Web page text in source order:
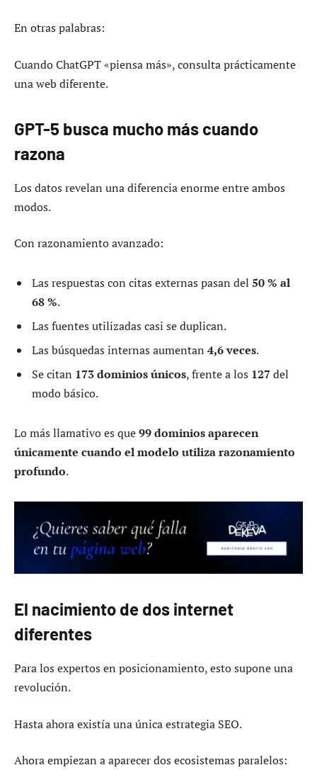
En otras palabras:
Cuando ChatGPT «piensa más», consulta prácticamente
una web diferente.
GPT-5 busca mucho más cuando
razona
Los datos revelan una diferencia enorme entre ambos
modos.
Con razonamiento avanzado:
Las respuestas con citas externas pasan del 50 % al
68 %.
Las fuentes utilizadas casi se duplican.
Las búsquedas internas aumentan 4,6 veces.
Se citan 173 dominios únicos, frente a los 127del
modo básico.
Lo más llamativo es que99 dominios aparecen
únicamente cuando el modelo utiliza razonamiento
profundo.
El nacimiento de dos internet
diferentes
Para los expertos en posicionamiento, esto supone una
revolución.
Hasta ahora existía una única estrategia SEO.
Ahora empiezan a aparecer dos ecosistemas paralelos: